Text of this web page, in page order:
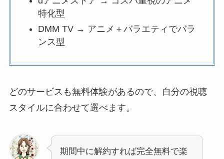
特化型
DMM TV → アニメ＋バラエティでバラ
ンス型
どのサービスも無料体験があるので、自分の視聴
スタイルに合わせて選べます。
期間中に解約すれば完全無料で楽